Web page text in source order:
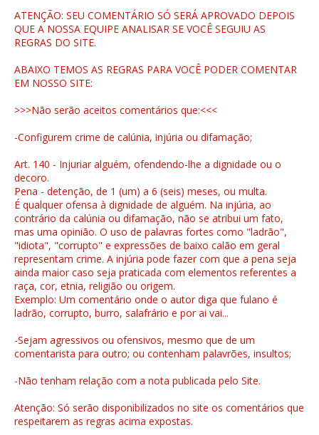
ATENÇÃO: SEU COMENTÁRIO SÓ SERÁ APROVADO DEPOIS
QUE A NOSSA EQUIPE ANALISAR SE VOCÊ SEGUIU AS
REGRAS DO SITE.
ABAIXO TEMOS AS REGRAS PARA VOCÊ PODER COMENTAR
EM NOSSO SITE:
>>>Não serão aceitos comentários que:<<<
-Configurem crime de calúnia, injúria ou difamação;
Art. 140 - Injuriar alguém, ofendendo-lhe a dignidade ou o
decoro.
Pena - detenção, de 1 (um) a 6 (seis) meses, ou multa.
É qualquer ofensa à dignidade de alguém. Na injúria, ao
contrário da calúnia ou difamação, não se atribui um fato,
mas uma opinião. O uso de palavras fortes como "ladrão",
"idiota", "corrupto" e expressões de baixo calão em geral
representam crime. A injúria pode fazer com que a pena seja
ainda maior caso seja praticada com elementos referentes a
raça, cor, etnia, religião ou origem.
Exemplo: Um comentário onde o autor diga que fulano é
ladrão, corrupto, burro, salafrário e por ai vai...
-Sejam agressivos ou ofensivos, mesmo que de um
comentarista para outro; ou contenham palavrões, insultos;
-Não tenham relação com a nota publicada pelo Site.
Atenção: Só serão disponibilizados no site os comentários que
respeitarem as regras acima expostas.